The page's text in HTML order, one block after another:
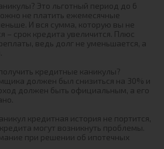
Это льготный период до 6
не платить ежемесячные
И вся сумма, которую вы не
– срок кредита увеличится. Плюс
ведь долг не уменьшается, а
кредитные каникулы?
должен был снизиться на 30% и
должен быть официальным, а его
кредитная история не портится,
могут возникнуть проблемы.
при решении об ипотечных